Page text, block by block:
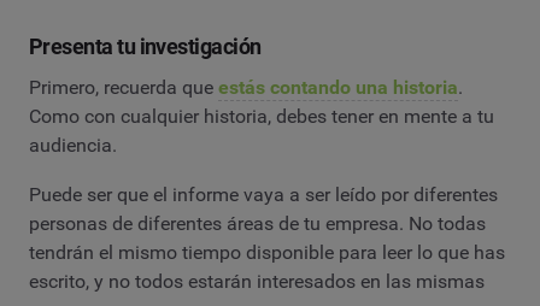
Presenta tu investigación
Primero, recuerda que estás contando una historia.
Como con cualquier historia, debes tener en mente a tu
audiencia.
Puede ser que el informe vaya a ser leído por diferentes
personas de diferentes áreas de tu empresa. No todas
tendrán el mismo tiempo disponible para leer lo que has
escrito, y no todos estarán interesados en las mismas